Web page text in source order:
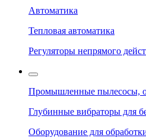
Автоматика
Тепловая автоматика
Регуляторы непрямого
Промышленные пылесосы,
Глубинные вибраторы для
Оборудование для